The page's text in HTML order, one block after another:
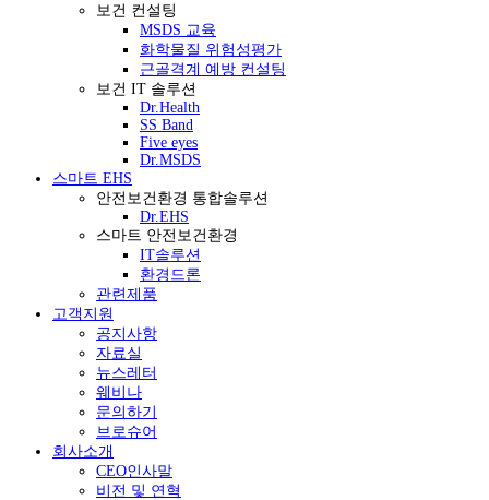
보건 컨설팅
MSDS 교육
화학물질 위험성평가
근골격계 예방 컨설팅
보건 IT 솔루션
Dr.Health
SS Band
Five eyes
Dr.MSDS
스마트 EHS
안전보건환경 통합솔루션
Dr.EHS
스마트 안전보건환경
IT솔루션
환경드론
관련제품
고객지원
공지사항
자료실
뉴스레터
웨비나
문의하기
브로슈어
회사소개
CEO인사말
비전 및 연혁